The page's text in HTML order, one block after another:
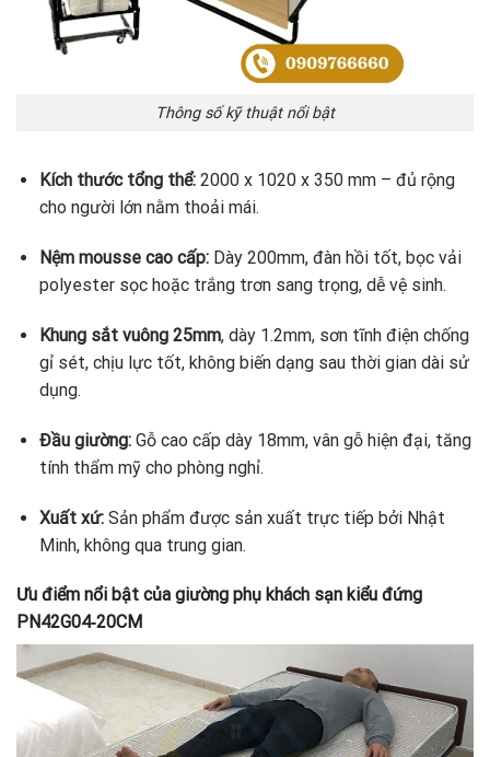
Thông số kỹ thuật nổi bật
Kích thước tổng thể:2000 x 1020 x 350 mm – đủ rộng
cho người lớn nằm thoải mái.
Nệm mousse cao cấp:Dày 200mm, đàn hồi tốt, bọc vải
polyester sọc hoặc trắng trơn sang trọng, dễ vệ sinh.
Khung sắt vuông 25mm, dày 1.2mm, sơn tĩnh điện chống
gỉ sét, chịu lực tốt, không biến dạng sau thời gian dài sử
dụng.
Đầu giường:Gỗ cao cấp dày 18mm, vân gỗ hiện đại, tăng
tính thẩm mỹ cho phòng nghỉ.
Xuất xứ:Sản phẩm được sản xuất trực tiếp bởi Nhật
Minh, không qua trung gian.
Ưu điểm nổi bật của giường phụ khách sạn kiểu đứng
PN42G04‑20CM